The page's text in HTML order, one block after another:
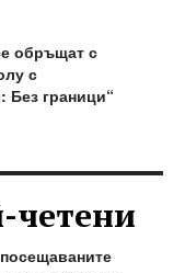
обръщат с
с
Без граници“
четени